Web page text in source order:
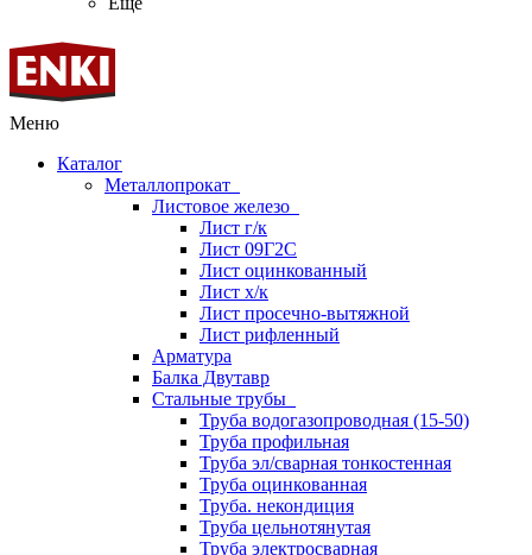
Меню
Каталог
Металлопрокат
Листовое железо
Лист г/к
Лист 09Г2С
Лист оцинкованный
Лист х/к
Лист просечно-вытяжной
Лист рифленный
Арматура
Балка Двутавр
Стальные трубы
Труба водогазопроводная (15-50)
Труба профильная
Труба эл/сварная тонкостенная
Труба оцинкованная
Труба. некондиция
Труба цельнотянутая
Труба электросварная